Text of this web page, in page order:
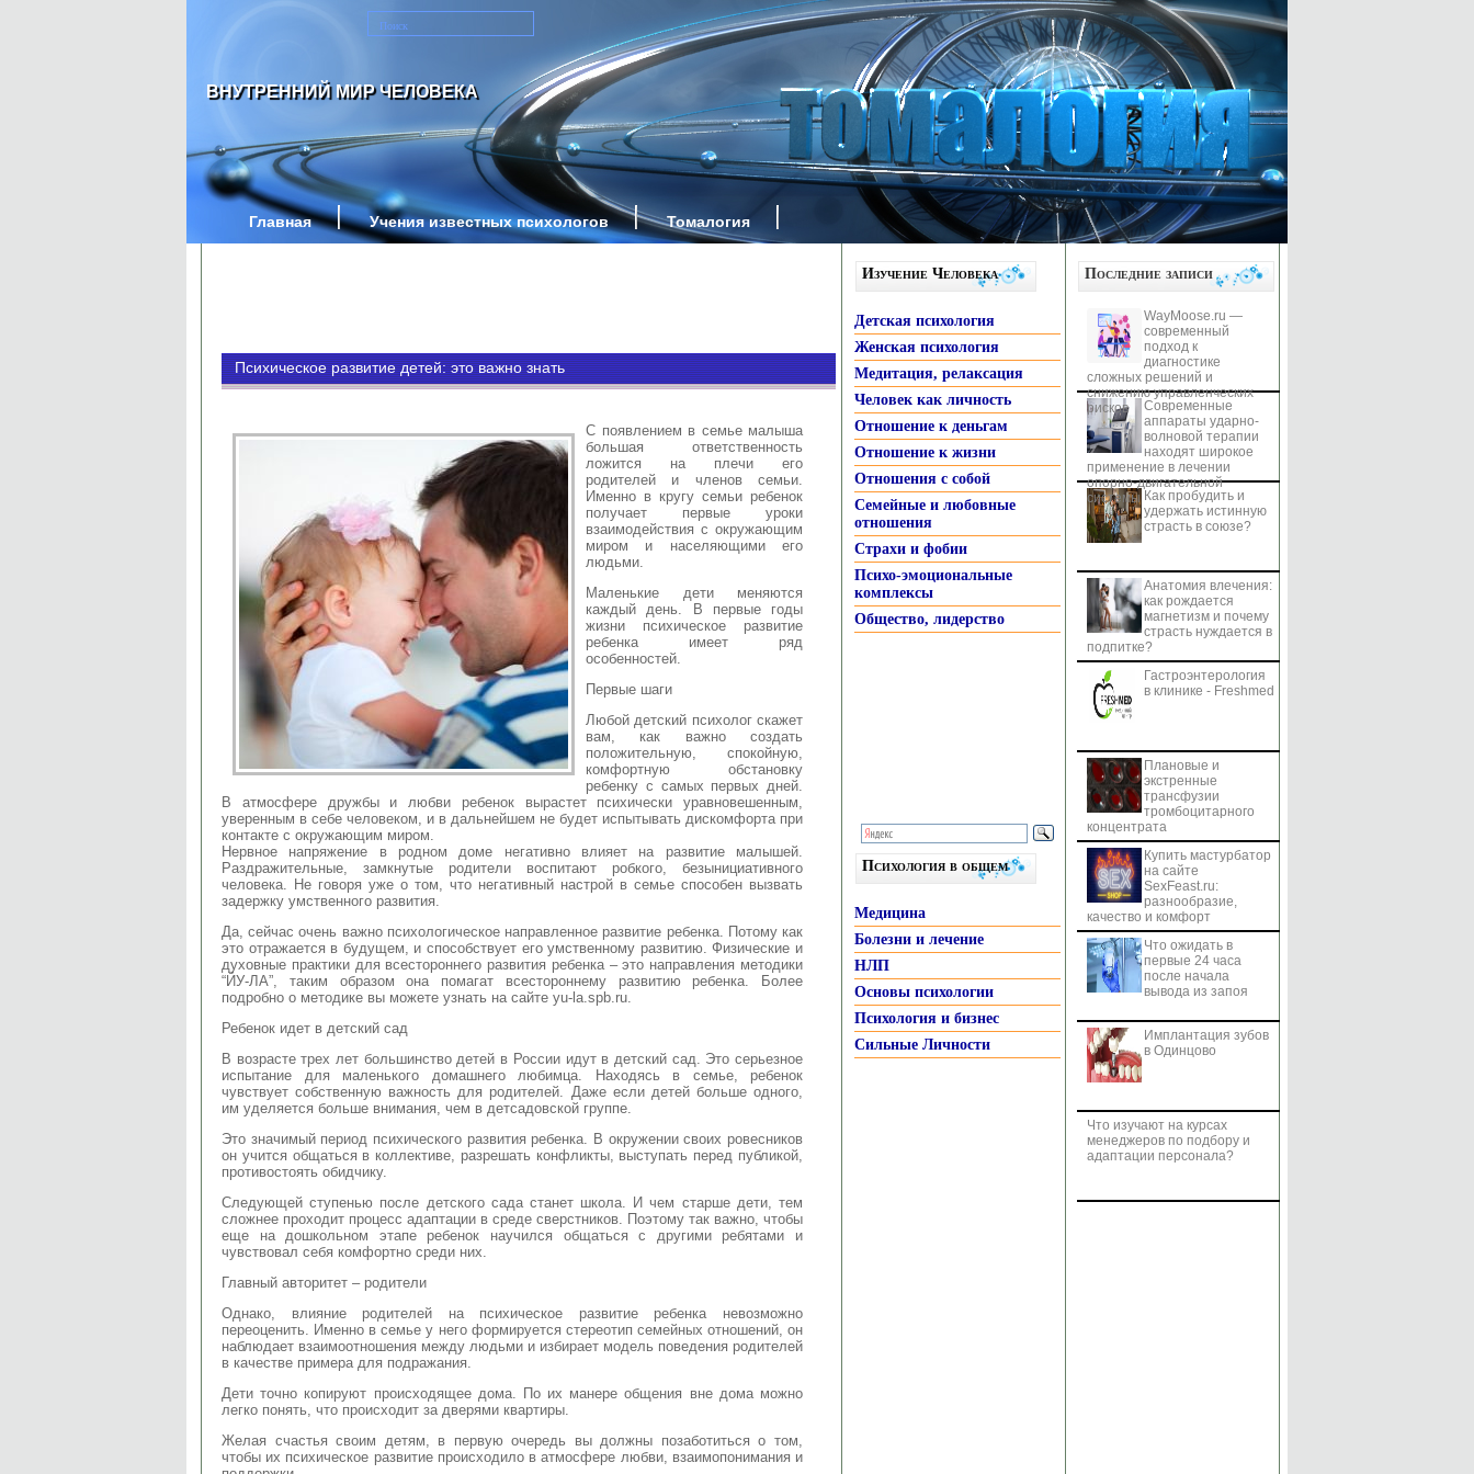
ВНУТРЕННИЙ МИР ЧЕЛОВЕКА
Главная Учения известных психологов Томалогия
Психическое развитие детей: это важно знать
С появлением в семье малыша
большая ответственность
ложится на плечи его
родителей и членов семьи.
Именно в кругу семьи ребенок
получает первые уроки
взаимодействия с окружающим
миром и населяющими его
людьми.
Маленькие дети меняются
каждый день. В первые годы
жизни психическое развитие
ребенка имеет ряд
особенностей.
Первые шаги
Любой детский психолог скажет
вам, как важно создать
положительную, спокойную,
комфортную обстановку
ребенку с самых первых дней.
В атмосфере дружбы и любви ребенок вырастет психически уравновешенным,
уверенным в себе человеком, и в дальнейшем не будет испытывать дискомфорта при
контакте с окружающим миром.
Нервное напряжение в родном доме негативно влияет на развитие малышей.
Раздражительные, замкнутые родители воспитают робкого, безынициативного
человека. Не говоря уже о том, что негативный настрой в семье способен вызвать
задержку умственного развития.
Да, сейчас очень важно психологическое направленное развитие ребенка. Потому как
это отражается в будущем, и способствует его умственному развитию. Физические и
духовные практики для всестороннего развития ребенка – это направления методики
“ЙУ-ЛА”, таким образом она помагат всестороннему развитию ребенка. Более
подробно о методике вы можете узнать на сайте yu-la.spb.ru.
Ребенок идет в детский сад
В возрасте трех лет большинство детей в России идут в детский сад. Это серьезное
испытание для маленького домашнего любимца. Находясь в семье, ребенок
чувствует собственную важность для родителей. Даже если детей больше одного,
им уделяется больше внимания, чем в детсадовской группе.
Это значимый период психического развития ребенка. В окружении своих ровесников
он учится общаться в коллективе, разрешать конфликты, выступать перед публикой,
противостоять обидчику.
Следующей ступенью после детского сада станет школа. И чем старше дети, тем
сложнее проходит процесс адаптации в среде сверстников. Поэтому так важно, чтобы
еще на дошкольном этапе ребенок научился общаться с другими ребятами и
чувствовал себя комфортно среди них.
Главный авторитет – родители
Однако, влияние родителей на психическое развитие ребенка невозможно
переоценить. Именно в семье у него формируется стереотип семейных отношений, он
наблюдает взаимоотношения между людьми и избирает модель поведения родителей
в качестве примера для подражания.
Дети точно копируют происходящее дома. По их манере общения вне дома можно
легко понять, что происходит за дверями квартиры.
Желая счастья своим детям, в первую очередь вы должны позаботиться о том,
чтобы их психическое развитие происходило в атмосфере любви, взаимопонимания и
Изучение Человека
Детская психология
Женская психология
Медитация, релаксация
Человек как личность
Отношение к деньгам
Отношение к жизни
Отношения с собой
Семейные и любовные
отношения
Страхи и фобии
Психо-эмоциональные
комплексы
Общество, лидерство
Психология в общем
Медицина
Болезни и лечение
НЛП
Основы психологии
Психология и бизнес
Сильные Личности
Последние записи
WayMoose.ru —
современный
подход к
диагностике
сложных решений и
снижению управленческих
рисков
Современные
аппараты ударно-
волновой терапии
находят широкое
применение в лечении
опорно-двигательной
системы Как пробудить и
удержать истинную
страсть в союзе?
Анатомия влечения:
как рождается
магнетизм и почему
страсть нуждается в
подпитке?
Гастроэнтерология
в клинике - Freshmed
Плановые и
экстренные
трансфузии
тромбоцитарного
концентрата
Купить мастурбатор
на сайте
SexFeast.ru:
разнообразие,
качество и комфорт
Что ожидать в
первые 24 часа
после начала
вывода из запоя
Имплантация зубов
в Одинцово
Что изучают на курсах
менеджеров по подбору и
адаптации персонала?